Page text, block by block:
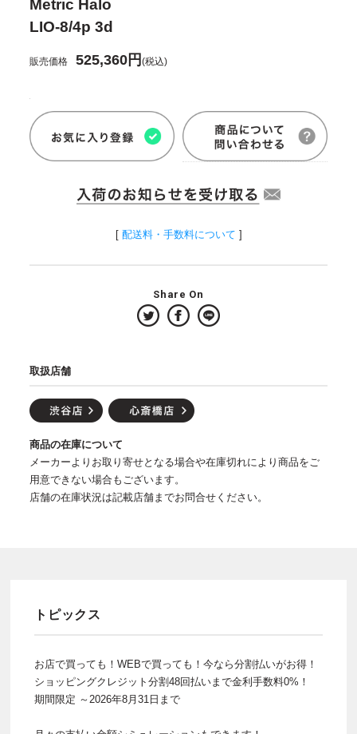
Metric Halo
LIO-8/4p 3d
販売価格 525,360円(税込)
[ 配送料・手数料について ]
Share On
取扱店舗
商品の在庫について
メーカーよりお取り寄せとなる場合や在庫切れにより商品をご
用意できない場合もございます。
店舗の在庫状況は記載店舗までお問合せください。
トピックス
お店で買っても！WEBで買っても！今なら分割払いがお得！
ショッピングクレジット分割48回払いまで金利手数料0%！
期間限定 ～2026年8月31日まで